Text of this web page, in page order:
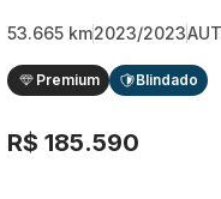
53.665 km2023/2023
Premium Blindado
R$ 185.590